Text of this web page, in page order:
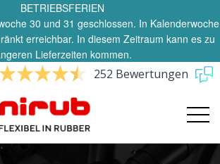
BETRIEBSFERIEN
30 und 31 geschlossen. In Kalenderwoche
erreichbar. In diesem Zeitraum kann es zu
Lieferzeiten kommen.
252 Bewertungen